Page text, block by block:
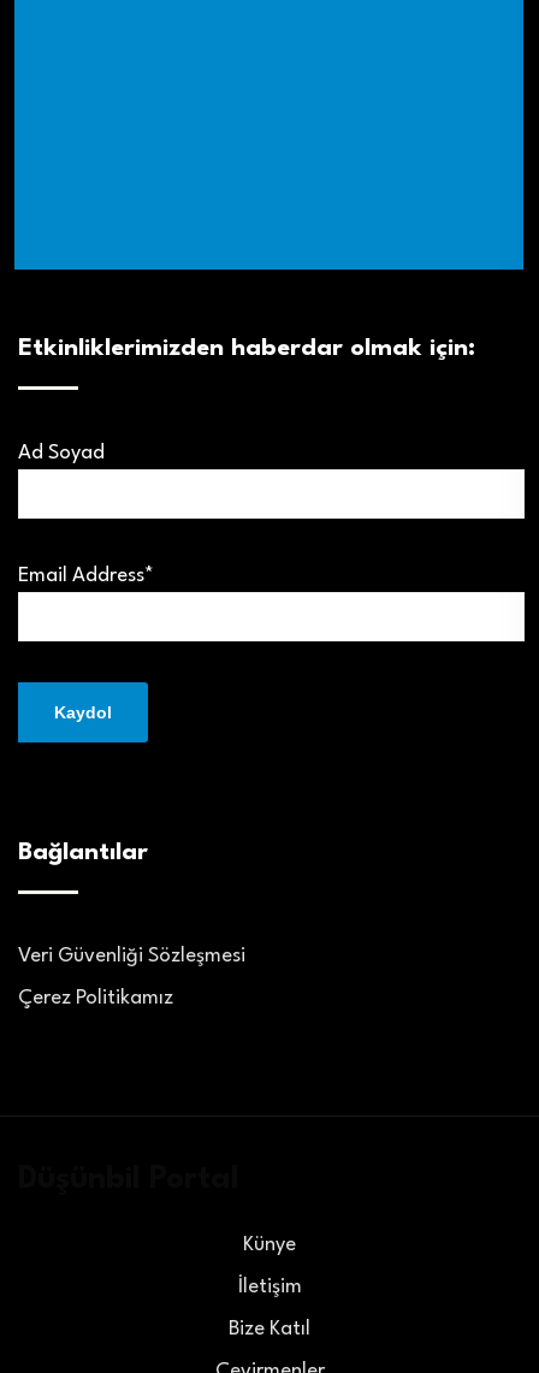
Etkinliklerimizden haberdar olmak için:
Ad Soyad
Email Address*
Bağlantılar
Veri Güvenliği Sözleşmesi
Çerez Politikamız
Künye
İletişim
Bize Katıl